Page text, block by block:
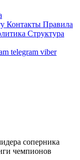
Контакты Правила
Структура
telegram viber
соперника
чемпионов